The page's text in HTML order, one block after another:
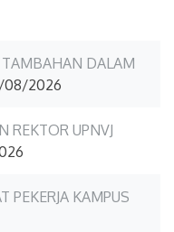
DALAM
2026
REKTOR UPNVJ
PEKERJA KAMPUS